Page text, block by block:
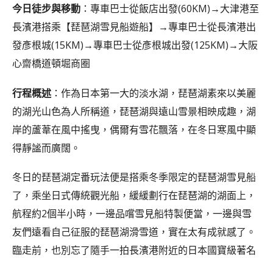
今日徒步與移動 ：專車巴士從飯店出發(60KM)→大津港至
長濱港搭乘【琵琶湖雪見船遊船】→專車巴士從長濱港出
發彥根城(15KM)→專車巴士從彥根城出發(125KM)→大阪
心齋橋道頓堀商圈
行程概述 ：作為日本第一大的淡水湖，琵琶湖素來以美麗
的湖光山色為人所稱道，琵琶湖與遠山雪景相映成趣，湖
岸的蘆葦在風中搖曳，偶爾有雪花飄落，在冬日寒風中顯
得靜謐而廣闊。
冬日的琵琶湖定番玩法便是搭乘冬季限定的琵琶湖雪見船
了，乘坐日式傳統觀光船，緩緩劃行在琵琶湖的湖面上，
航程約2個半小時，一邊品嚐雪見船特製便當，一邊與雪
友們遠看自己征服的琵琶湖滑雪道，實在太有成就感了。
臨走前，也別忘了隨手一拍長濱港附近的日本國寶級著名